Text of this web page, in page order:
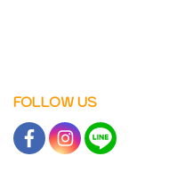
FOLLOW US